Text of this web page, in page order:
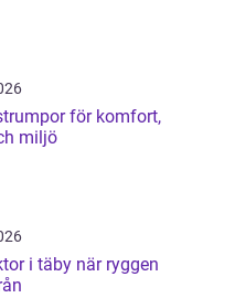
för komfort,
miljö
när ryggen